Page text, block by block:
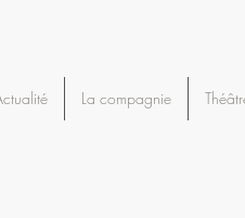
La compagnie